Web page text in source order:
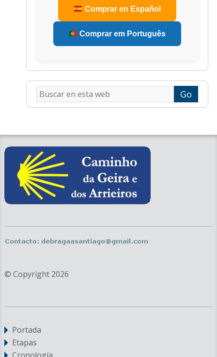
Comprar en Español
Comprar em Português
Buscar
en
esta
© Copyright 2026
Portada
Etapas